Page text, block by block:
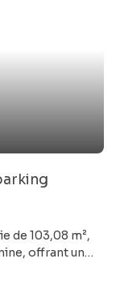
de 103,08 m²,
offrant un